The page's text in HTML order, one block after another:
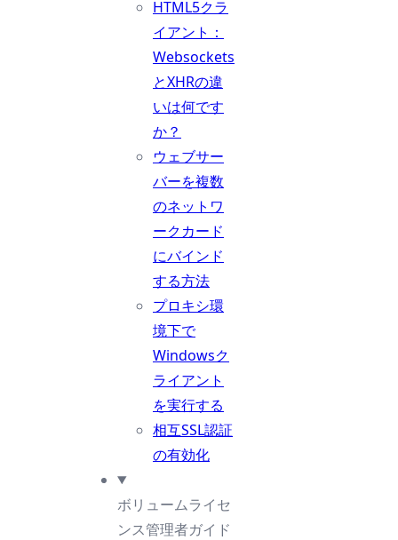
HTML5クラ
イアント：
Websockets
とXHRの違
いは何です
か？
ウェブサー
バーを複数
のネットワ
ークカード
にバインド
する方法
プロキシ環
境下で
Windowsク
ライアント
を実行する
相互SSL認証
の有効化
ボリュームライセ
ンス管理者ガイド